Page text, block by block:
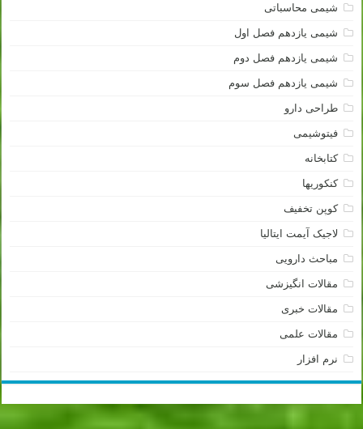
شیمی محاسباتی
شیمی یازدهم فصل اول
شیمی یازدهم فصل دوم
شیمی یازدهم فصل سوم
طراحی دارو
فیتوشیمی
کتابخانه
کنکوریها
کوپن تخفیف
لاجیک آیمت ایتالیا
مباحث دارویی
مقالات انگیزشی
مقالات خبری
مقالات علمی
نرم افزار